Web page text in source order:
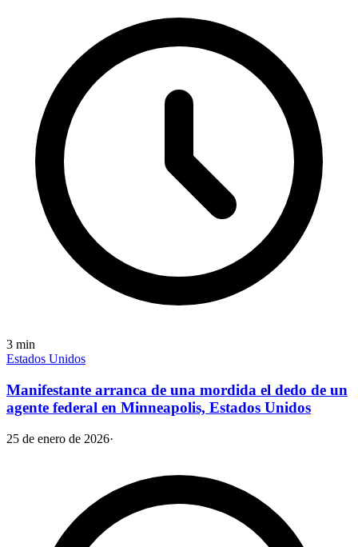
3 min
Estados Unidos
Manifestante arranca de una mordida el dedo de un
agente federal en Minneapolis, Estados Unidos
25 de enero de 2026·